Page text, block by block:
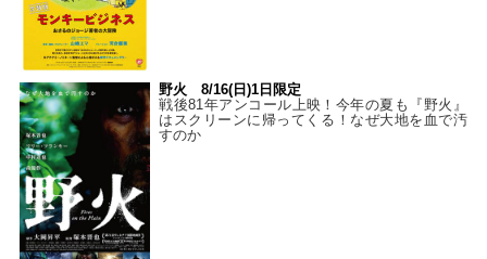
野火 8/16(日)1日限定
戦後81年アンコール上映！今年の夏も『野火』
はスクリーンに帰ってくる！なぜ大地を血で汚
すのか